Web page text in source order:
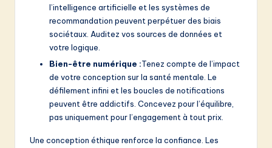
l’intelligence artificielle et les systèmes de
recommandation peuvent perpétuer des biais
sociétaux. Auditez vos sources de données et
votre logique.
Bien-être numérique :Tenez compte de l’impact
de votre conception sur la santé mentale. Le
défilement infini et les boucles de notifications
peuvent être addictifs. Concevez pour l’équilibre,
pas uniquement pour l’engagement à tout prix.
Une conception éthique renforce la confiance. Les